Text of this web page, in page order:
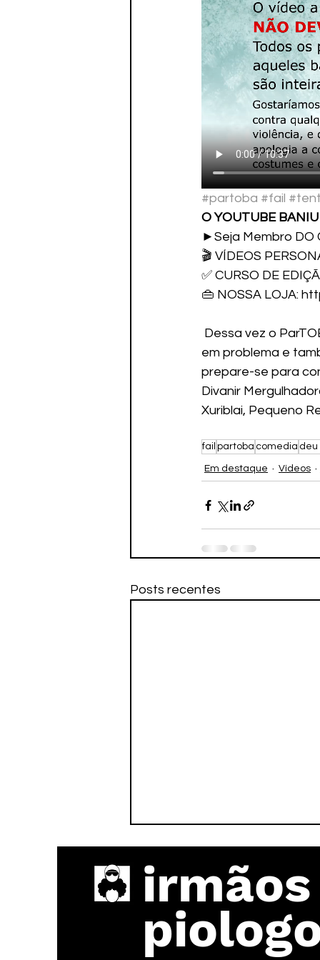
#partoba #fail
O YOUTUBE
►Seja Membro DO
🎬 VÍDEOS
✅ CURSO DE
👜 NOSSA LOJA:
em problema e
prepare-se para
Divanir
Xuriblai, Pequeno
fail partoba comedia deu
Em destaque Vídeos
Posts recentes
irmãos